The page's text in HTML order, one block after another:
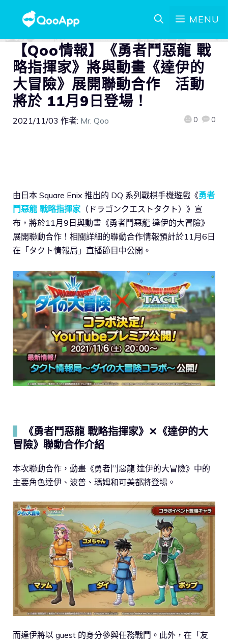
MENU
【Qoo情報】《勇者⾾惡⿓ 戰
略指揮家》將與動畫《達伊的
大冒險》展開聯動合作 活動
將於 11月9日登場！
2021/11/03 作者: Mr. Qoo 0 0
由日本 Square Enix 推出的 DQ 系列戰棋手機遊戲《勇者
⾾惡⿓ 戰略指揮家 （ドラゴンクエストタクト）》宣
布，將於11月9日與動畫《勇者鬥惡龍 達伊的大冒險》
展開聯動合作！相關詳細的聯動合作情報預計於11月6日
在「タクト情報局」直播節目中公開。
《勇者⾾惡⿓ 戰略指揮家》✕《達伊的大
冒險》聯動合作介紹
本次聯動合作，動畫《勇者鬥惡龍 達伊的大冒險》中的
主要角色達伊、波普、瑪姆和可美都將登場。
而達伊將以 guest 的身分參與任務戰鬥。此外，在「友